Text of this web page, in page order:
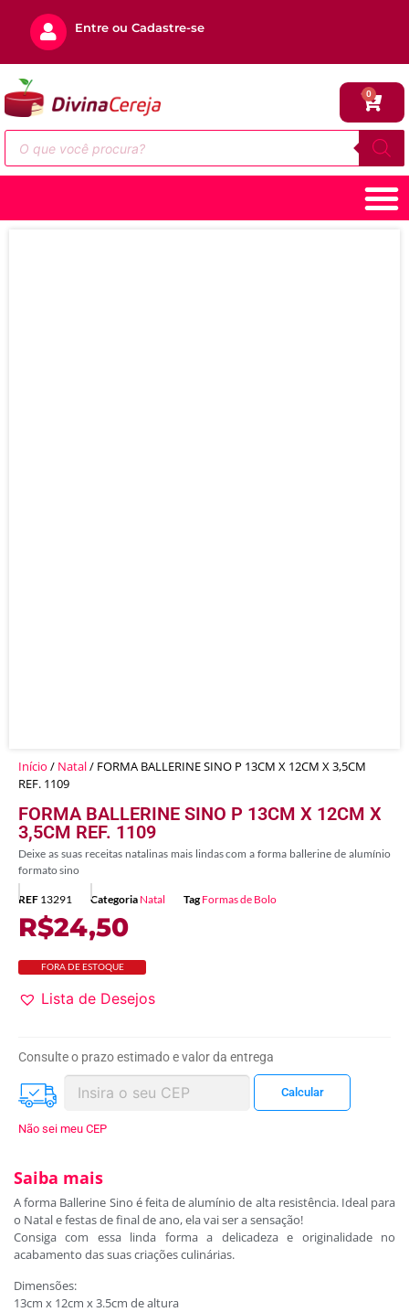
Entre ou Cadastre-se
0
Início / Natal/ FORMA BALLERINE SINO P 13CM X 12CM X 3,5CM
REF. 1109
FORMA BALLERINE SINO P 13CM X 12CM X
3,5CM REF. 1109
Deixe as suas receitas natalinas mais lindas com a forma ballerine de alumínio
formato sino
REF 13291 Categoria Natal Tag Formas de Bolo
R$24,50
FORA DE ESTOQUE
Lista de Desejos
Consulte o prazo estimado e valor da entrega
Não sei meu CEP
Saiba mais
A forma Ballerine Sino é feita de alumínio de alta resistência. Ideal para
o Natal e festas de final de ano, ela vai ser a sensação!
Consiga com essa linda forma a delicadeza e originalidade no
acabamento das suas criações culinárias.
Dimensões:
13cm x 12cm x 3.5cm de altura